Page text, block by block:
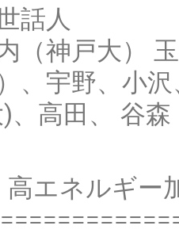
話人
（神戸大）
、宇野、小
、高田、 谷
高エネルギ